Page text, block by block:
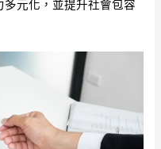
元化，並提升社會包容